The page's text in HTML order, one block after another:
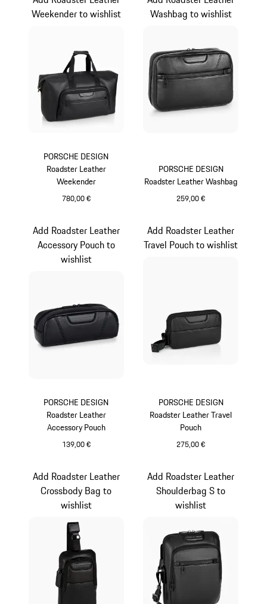
PORSCHE DESIGN
Roadster Leather
Weekender
780,00 €
Weekender to wishlist
PORSCHE DESIGN
Roadster Leather Washbag
259,00 €
Washbag to wishlist
PORSCHE DESIGN
Roadster Leather
Accessory Pouch
139,00 €
Add Roadster Leather
Accessory Pouch to
wishlist
PORSCHE DESIGN
Roadster Leather Travel
Pouch
275,00 €
Add Roadster Leather
Travel Pouch to wishlist
Add Roadster Leather
Crossbody Bag to
wishlist
Add Roadster Leather
Shoulderbag S to
wishlist